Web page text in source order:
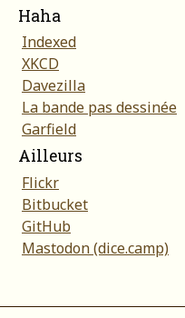
Haha
Indexed
XKCD
Davezilla
La bande pas dessinée
Garfield
Ailleurs
Flickr
Bitbucket
GitHub
Mastodon (dice.camp)